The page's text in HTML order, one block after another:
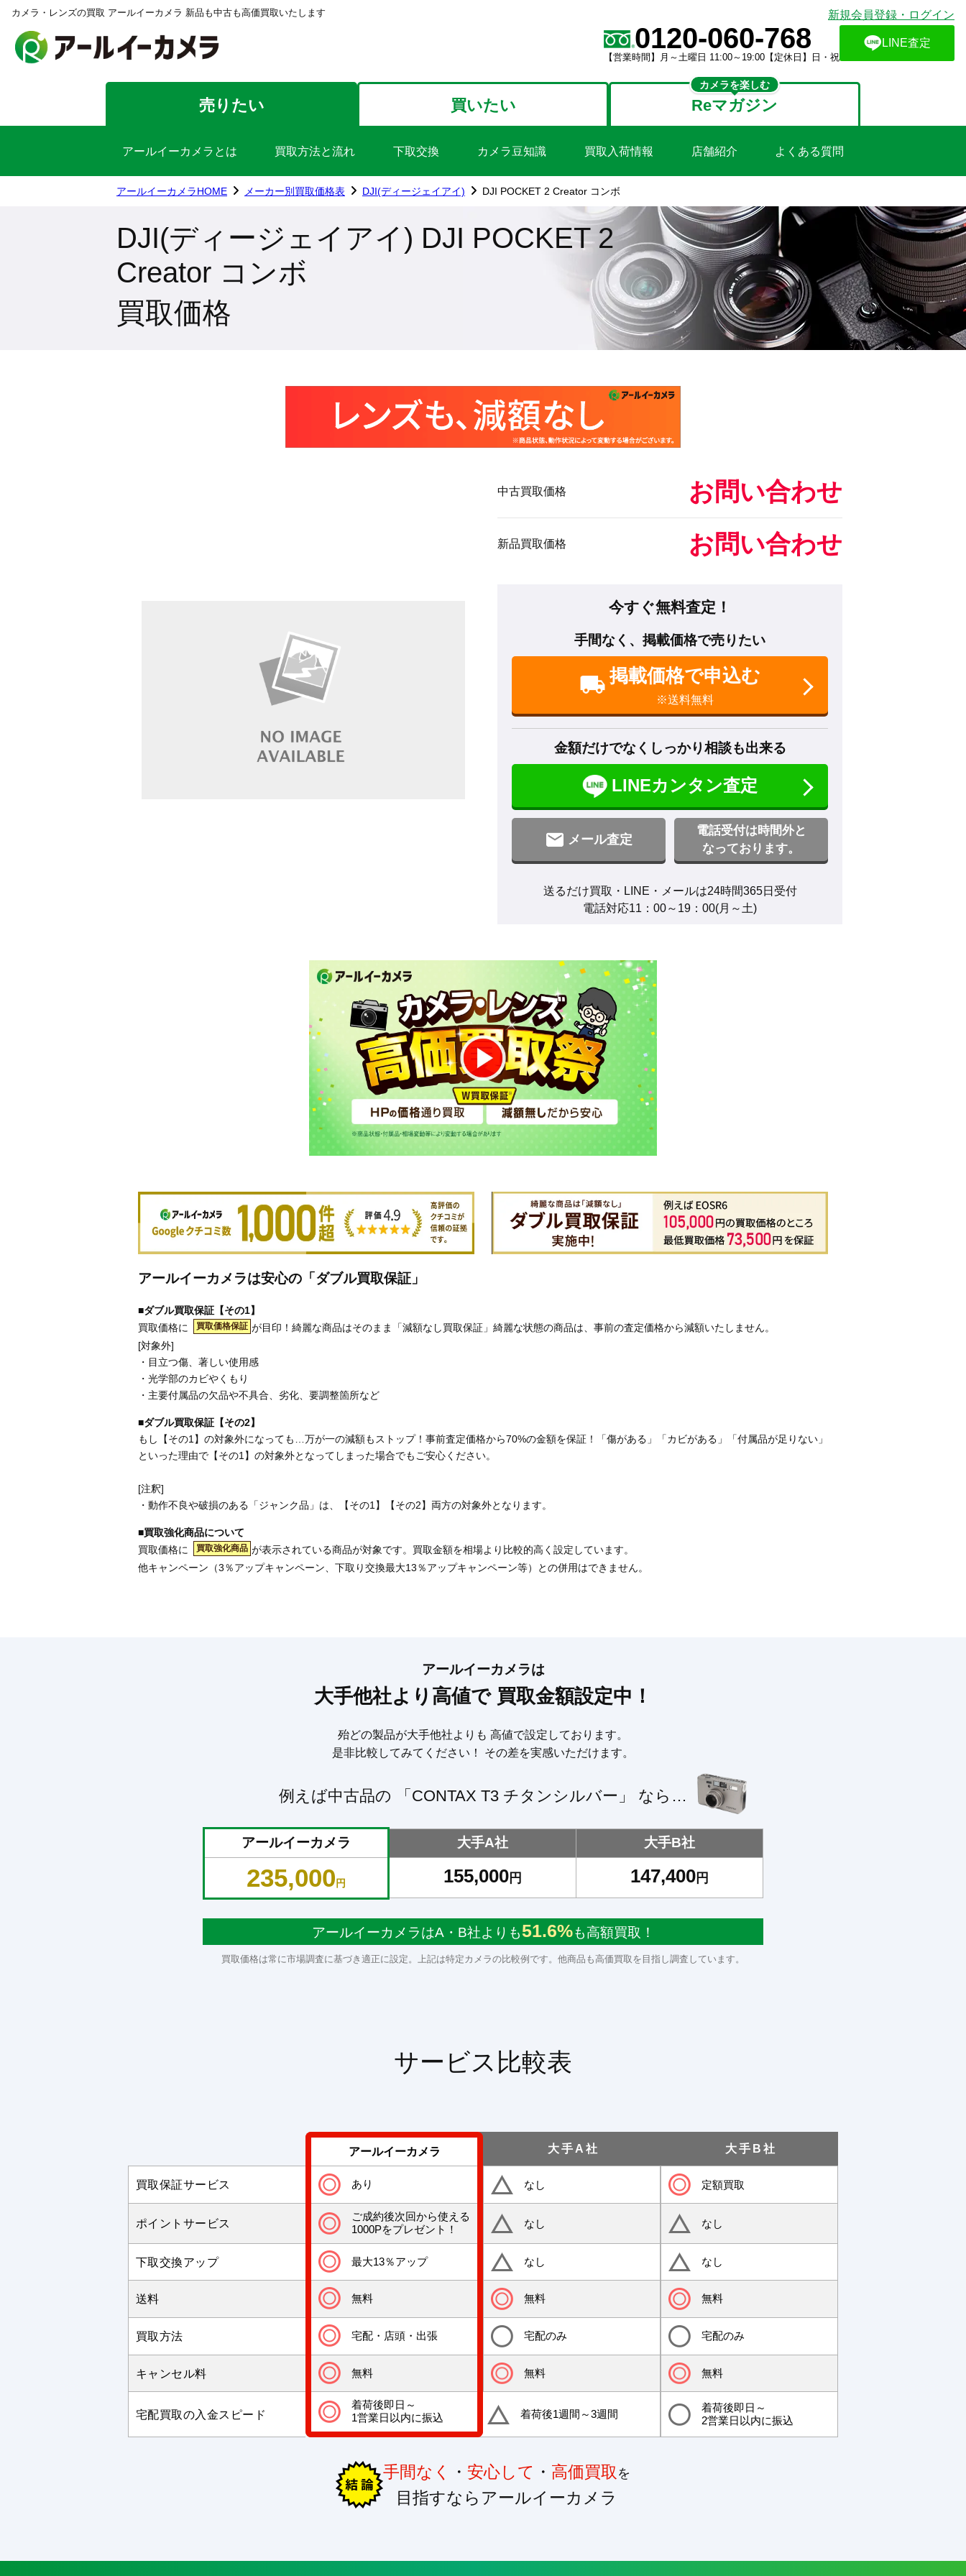
カメラ・レンズの買取 アールイーカメラ 新品も中古も高価買取いたします 新規会員登録・ログイン
0120-060-768
【営業時間】月～土曜日 11:00～19:00【定休日】日・祝
LINE査定
売りたい 買いたい Reマガジン
カメラを楽しむ
アールイーカメラとは 買取方法と流れ 下取交換 カメラ豆知識 買取入荷情報 店舗紹介 よくある質問
アールイーカメラHOME メーカー別買取価格表 DJI(ディージェイアイ) DJI POCKET 2 Creator コンボ
DJI(ディージェイアイ) DJI POCKET 2
Creator コンボ
買取価格
中古買取価格 お問い合わせ
新品買取価格 お問い合わせ
今すぐ無料査定！
手間なく、掲載価格で売りたい
掲載価格で申込む
※送料無料
金額だけでなくしっかり相談も出来る
LINEカンタン査定
メール査定
電話受付は時間外と
なっております。
送るだけ買取・LINE・メールは24時間365日受付
電話対応11：00～19：00(月～土)
アールイーカメラは安心の「ダブル買取保証」
■ダブル買取保証【その1】
買取価格に
買取価格保証 が目印！綺麗な商品はそのまま「減額なし買取保証」綺麗な状態の商品は、事前の査定価格から減額いたしません。
[対象外]
・目立つ傷、著しい使用感
・光学部のカビやくもり
・主要付属品の欠品や不具合、劣化、要調整箇所など
■ダブル買取保証【その2】
もし【その1】の対象外になっても…万が一の減額もストップ！事前査定価格から70%の金額を保証！「傷がある」「カビがある」「付属品が足りない」
といった理由で【その1】の対象外となってしまった場合でもご安心ください。
[注釈]
・動作不良や破損のある「ジャンク品」は、【その1】【その2】両方の対象外となります。
■買取強化商品について
買取価格に
買取強化商品 が表示されている商品が対象です。買取金額を相場より比較的高く設定しています。
他キャンペーン（3％アップキャンペーン、下取り交換最大13％アップキャンペーン等）との併用はできません。
アールイーカメラは
大手他社より高値で 買取金額設定中！
殆どの製品が大手他社よりも 高値で設定しております。
是非比較してみてください！ その差を実感いただけます。
例えば中古品の 「CONTAX T3 チタンシルバー」 なら…
アールイーカメラ
235,000 円
大手A社
155,000円
大手B社
147,400円
アールイーカメラはA・B社よりも51.6%も高額買取！
買取価格は常に市場調査に基づき適正に設定。上記は特定カメラの比較例です。他商品も高価買取を目指し調査しています。
サービス比較表
アールイーカメラ 大手A社 大手B社
買取保証サービス あり なし 定額買取
ポイントサービス
ご成約後次回から使える
1000Pをプレゼント！
なし なし
下取交換アップ 最大13％アップ なし なし
送料 無料 無料 無料
買取方法 宅配・店頭・出張 宅配のみ 宅配のみ
キャンセル料 無料 無料 無料
宅配買取の入金スピード
着荷後即日～
1営業日以内に振込
着荷後1週間～3週間
着荷後即日～
2営業日以内に振込
手間なく ・ 安心して ・ 高価買取 を
目指すならアールイーカメラ